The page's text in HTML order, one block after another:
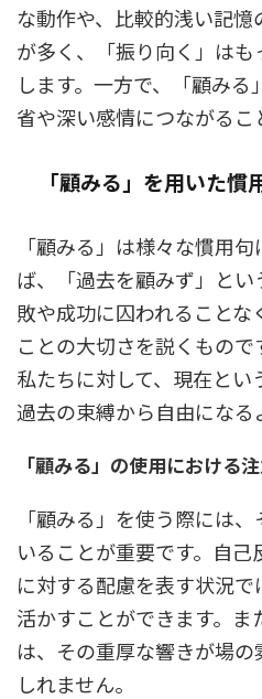
な動作や、比較的浅い記
が多く、「振り向く」は
します。一方で、「顧み
省や深い感情につながるこ
「顧みる」を用いた慣
「顧みる」は様々な慣用
ば、「過去を顧みず」と
敗や成功に囚われること
ことの大切さを説くもので
私たちに対して、現在とい
過去の束縛から自由になる
「顧みる」の使用における
「顧みる」を使う際には
いることが重要です。自
に対する配慮を表す状況
活かすことができます。
は、その重厚な響きが場
しれません。